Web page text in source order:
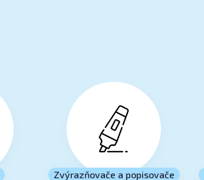
Zvýrazňovače a popisovače